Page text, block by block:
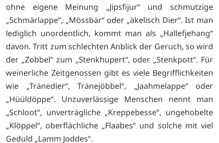
ohne eigene Meinung „Jipsfijur“ und schmutzige
„Schmärlappe“, „Mössbär“ oder „äkelisch Dier“. Ist man
lediglich unordentlich, kommt man als „Hallefjehang“
davon. Tritt zum schlechten Anblick der Geruch, so wird
der „Zobbel“ zum „Stenkhupert“, oder „Stenkpott“. Für
weinerliche Zeitgenossen gibt es viele Begrifflichkeiten
wie „Tränedier“, Tränejöbbel“, „Jaahmelappe“ oder
„Hüüldöppe“. Unzuverlässige Menschen nennt man
„Schloot“, unverträgliche „Kreppebesse“, ungehobelte
„Klöppel“, oberflächliche „Flaabes“ und solche mit viel
Geduld „Lamm Joddes“.